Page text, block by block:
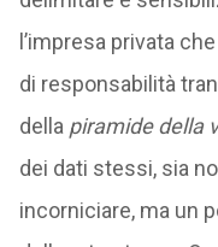
l’impresa privata
di responsabilità
della piramide della
dei dati stessi, sia
incorniciare, ma un